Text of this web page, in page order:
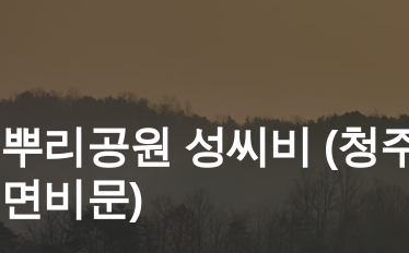
뿌리공원 성씨비 (청
면비문)